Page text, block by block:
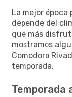
La mejor época
depende del
que más
mostramos
Comodoro
temporada.
Temporada